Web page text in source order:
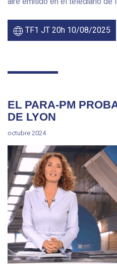
TF1 JT 20h 10/08/2025
EL PARA-PM
DE LYON
octubre 2024